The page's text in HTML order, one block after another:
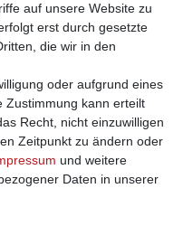
Santo, White Sage oder
AGB
auf unsere Website zu
erst durch gesetzte
die wir in den
oder aufgrund eines
Zustimmung kann erteilt
Recht, nicht einzuwilligen
Zeitpunkt zu ändern oder
und weitere
Daten in unserer